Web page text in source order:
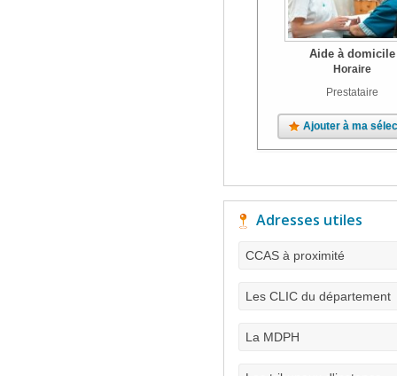
Aide à domicile
Horaire
Prestataire
Ajouter à ma
Adresses utiles
CCAS à proximité
Les CLIC du département
La MDPH